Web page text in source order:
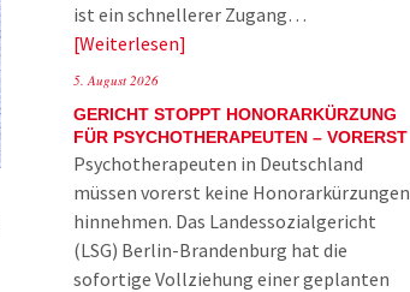
ist ein schnellerer Zugang…
Weiterlesen
5. August 2026
GERICHT STOPPT HONORARKÜRZUNG
FÜR PSYCHOTHERAPEUTEN – VORERST
Psychotherapeuten in Deutschland
müssen vorerst keine Honorarkürzungen
hinnehmen. Das Landessozialgericht
(LSG) Berlin-Brandenburg hat die
sofortige Vollziehung einer geplanten